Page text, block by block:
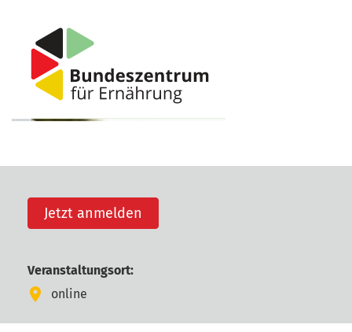
Jetzt anmelden
Veranstaltungsort:
online